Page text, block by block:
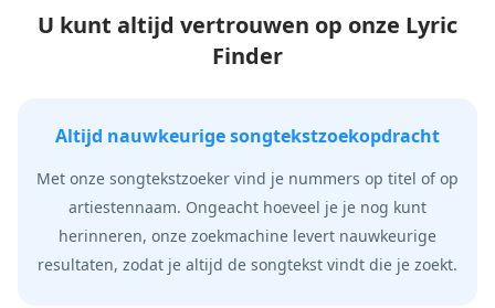
U kunt altijd vertrouwen op onze Lyric
Finder
Altijd nauwkeurige songtekstzoekopdracht
Met onze songtekstzoeker vind je nummers op titel of op
artiestennaam. Ongeacht hoeveel je je nog kunt
herinneren, onze zoekmachine levert nauwkeurige
resultaten, zodat je altijd de songtekst vindt die je zoekt.